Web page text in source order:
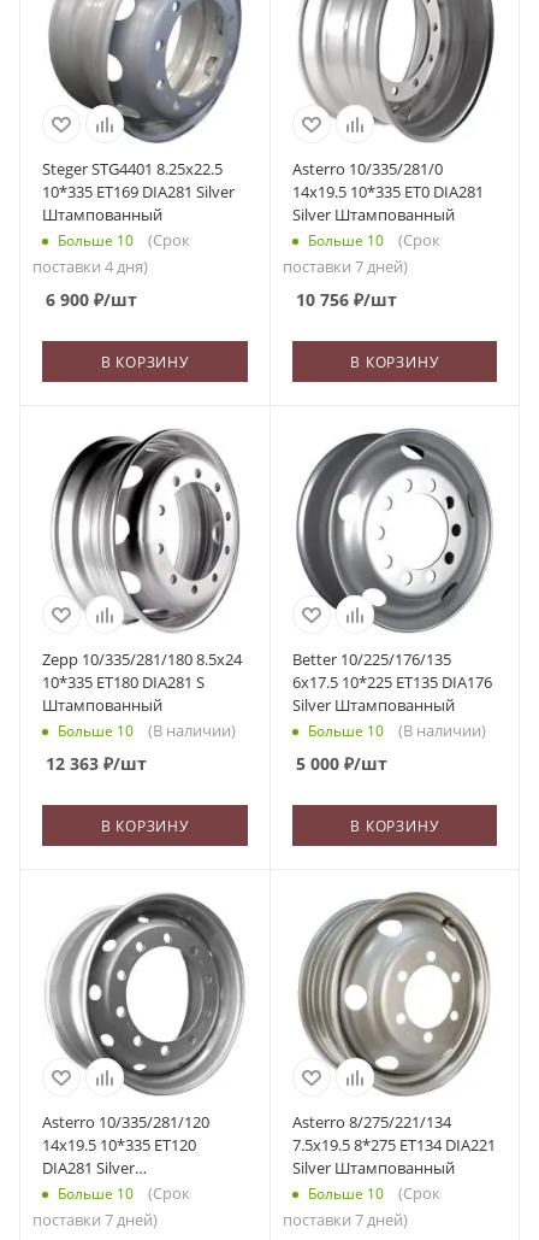
Steger STG4401 8.25x22.5
10*335 ET169 DIA281 Silver
Штампованный
Больше 10
(Срок
поставки 4 дня)
6 900 ₽/шт
В КОРЗИНУ
Asterro 10/335/281/0
14x19.5 10*335 ET0 DIA281
Silver Штампованный
Больше 10
(Срок
поставки 7 дней)
10 756₽/шт
В КОРЗИНУ
Zepp 10/335/281/180 8.5x24
10*335 ET180 DIA281 S
Штампованный
Больше 10 (В наличии)
12 363 ₽/шт
В КОРЗИНУ
Better 10/225/176/135
6x17.5 10*225 ET135 DIA176
Silver Штампованный
Больше 10 (В наличии)
5 000₽/шт
В КОРЗИНУ
Asterro 10/335/281/120
14x19.5 10*335 ET120
DIA281 Silver
Штампованный
Больше 10
(Срок
поставки 7 дней)
Asterro 8/275/221/134
7.5x19.5 8*275 ET134 DIA221
Silver Штампованный
Больше 10
(Срок
поставки 7 дней)